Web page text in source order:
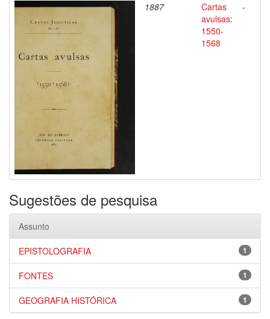
1887
Cartas
avulsas:
1550-
1568
-
Sugestões de pesquisa
Assunto
1
EPISTOLOGRAFIA
1
FONTES
1
GEOGRAFIA HISTÓRICA